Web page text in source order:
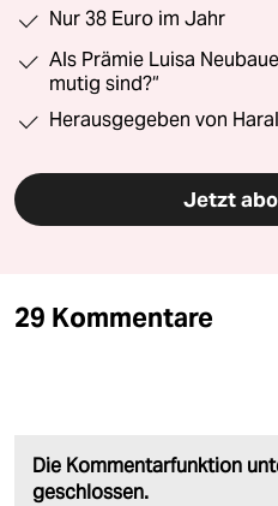
Nur 38 Euro im Jahr
Als Prämie Luisa
mutig sind?“
Herausgegeben von
Jetzt
29 Kommentare
Die Kommentarfunktion
geschlossen.